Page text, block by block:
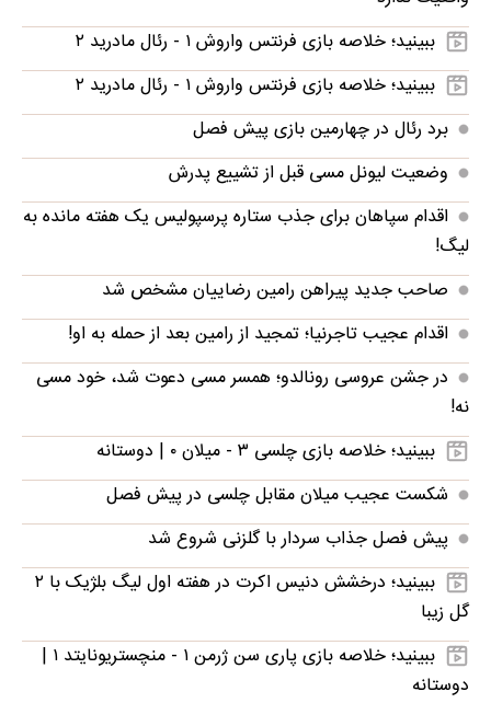
ببینید؛ خلاصه بازی فرنتس واروش ۱ - رئال مادرید ۲
ببینید؛ خلاصه بازی فرنتس واروش ۱ - رئال مادرید ۲
برد رئال در چهارمین بازی پیش فصل
وضعیت لیونل مسی قبل از تشییع پدرش
اقدام سپاهان برای جذب ستاره پرسپولیس یک هفته مانده به
لیگ!
صاحب جدید پیراهن رامین رضاییان مشخص شد
اقدام عجیب تاجرنیا؛ تمجید از رامین بعد از حمله به او!
در جشن عروسی رونالدو؛ همسر مسی دعوت شد، خود مسی
نه!
ببینید؛ خلاصه بازی چلسی ۳ - میلان ۰ | دوستانه
شکست عجیب میلان مقابل چلسی در پیش فصل
پیش فصل جذاب سردار با گلزنی شروع شد
ببینید؛ درخشش دنیس اکرت در هفته اول لیگ بلژیک با ۲
گل زیبا
ببینید؛ خلاصه بازی پاری سن ژرمن ۱ - منچستریونایتد ۱ |
دوستانه